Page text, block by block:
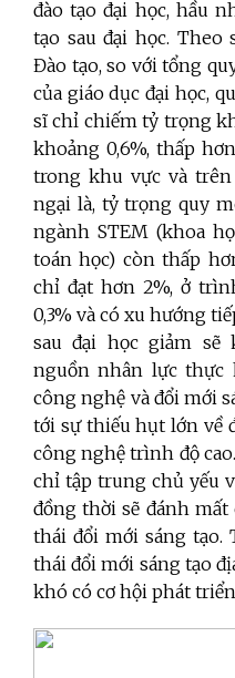
đào tạo đại học, hầu
tạo sau đại học. Theo
Đào tạo, so với tổng
của giáo dục đại học,
sĩ chỉ chiếm tỷ trọng
khoảng 0,6%, thấp
trong khu vực và
ngại là, tỷ trọng quy
ngành STEM (khoa
toán học) còn thấp
chỉ đạt hơn 2%, ở
0,3% và có xu hướng
sau đại học giảm
nguồn nhân lực thực
công nghệ và đổi mới
tới sự thiếu hụt lớn về
công nghệ trình độ
chỉ tập trung chủ yếu
đồng thời sẽ đánh
thái đổi mới sáng tạo.
thái đổi mới sáng tạo
khó có cơ hội phát